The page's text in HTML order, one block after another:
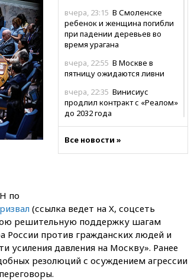
вчера, 23:15 В Смоленске
ребенок и женщина погибли
при падении деревьев во
время урагана
вчера, 22:55 В Москве в
пятницу ожидаются ливни
вчера, 22:35 Винисиус
продлил контракт с «Реалом»
до 2032 года
российского гражданства
станет значительно дороже
вчера, 22:15Путин заслушал
доклад о ситуации на
добропольском направлении
вчера, 21:58Генпрокуратура
Все новости »
по
(ссылка ведет на X, соцсеть
решительную поддержку шагам
России против гражданских людей и
усиления давления на Москву». Ранее
резолюций с осуждением агрессии